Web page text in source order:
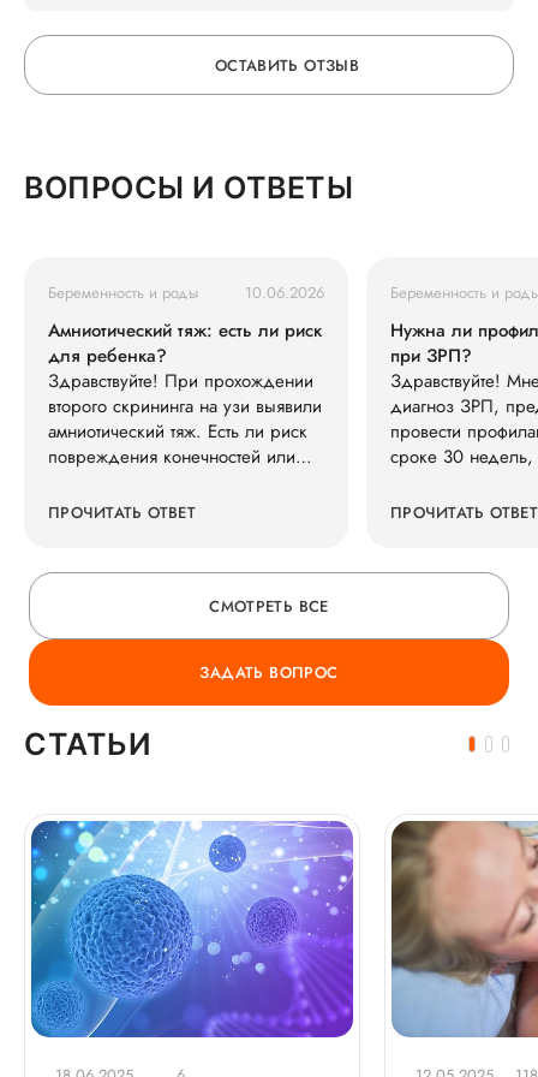
Также хочу поблагодарить консультанта по
грудному вскармливанию Викторию Борисовну
Денисову. После родов я очень переживала из-
психологической поддержке смогла поверить в
роддома.
Спасибо вам за высокий профессионализм,
человечность, внимание и искреннюю заботу.
Благодаря вам рождение моей дочери и первые
недели материнства стали намного спокойнее и
счастливее.
ОСТАВИТЬ ОТЗЫВ
ВОПРОСЫ И ОТВЕТЫ
Беременность и роды 10.06.2026
Амниотический тяж: есть ли риск
для ребенка?
Здравствуйте! При прохождении
второго скрининга на узи выявили
амниотический тяж. Есть ли риск
повреждения конечностей или
ли дополнительное обследование
ПРОЧИТАТЬ ОТВЕТ
Беременность и
Нужна ли
при ЗРП?
Здравствуйте!
диагноз ЗРП,
провести
сроке 30 недель,
ПРОЧИТАТЬ ОТВЕТ
СМОТРЕТЬ ВСЕ
ЗАДАТЬ ВОПРОС
СТАТЬИ